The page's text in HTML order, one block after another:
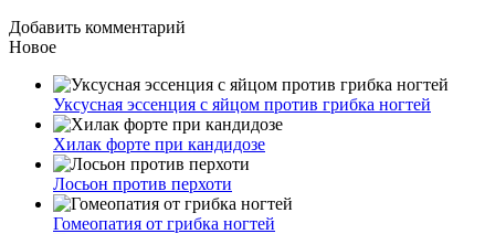
Добавить комментарий
Новое
Уксусная эссенция с яйцом против грибка ногтей
Хилак форте при кандидозе
Лосьон против перхоти
Гомеопатия от грибка ногтей